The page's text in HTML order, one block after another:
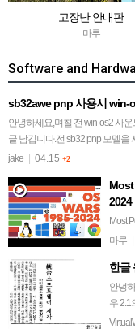
고장난 안내판
마루
Software and
sb32awe pnp 사용시 win-
안녕하세요,며칠 전 win-os2 사
글 남깁니다.전 sb32 pnp 모델
항상 midi driv…
jake | 04.15 +2
2024
Most
마루 |
한글
안녕
우 2.1
우에